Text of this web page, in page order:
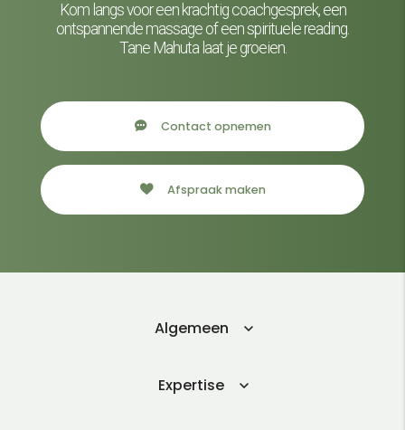
Kom langs voor een krachtig coachgesprek, een
ontspannende massage of een spirituele reading.
Tane Mahuta laat je groeien.
Contact opnemen
Afspraak maken
Algemeen
Expertise